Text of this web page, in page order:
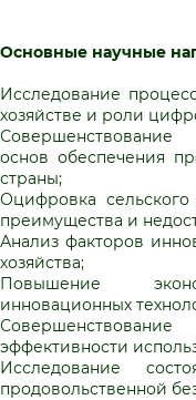
Основные научные
Исследование
хозяйстве и роли
Совершенствование
основ обеспечения
страны;
Оцифровка сельского
преимущества и
Анализ факторов
хозяйства;
Повышение
инновационных
эффективности
Исследование
продовольственной